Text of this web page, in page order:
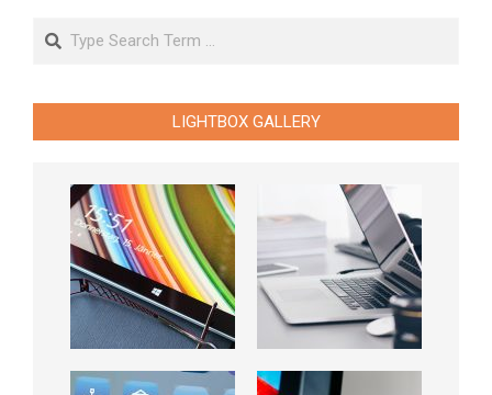
Search
LIGHTBOX GALLERY